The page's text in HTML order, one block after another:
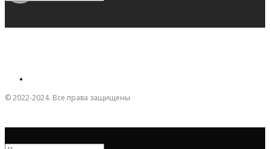
© 2022-2024. Все права защищены